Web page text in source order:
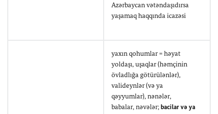
Azərbaycan vətəndaşıdırsa
yaşamaq haqqında icazəsi
yaxın qohumlar = həyat
yoldaşı, uşaqlar (həmçinin
övladlığa götürülənlər),
valideynlər (və ya
qəyyumlar), nənələr,
babalar, nəvələr;bacilar və ya